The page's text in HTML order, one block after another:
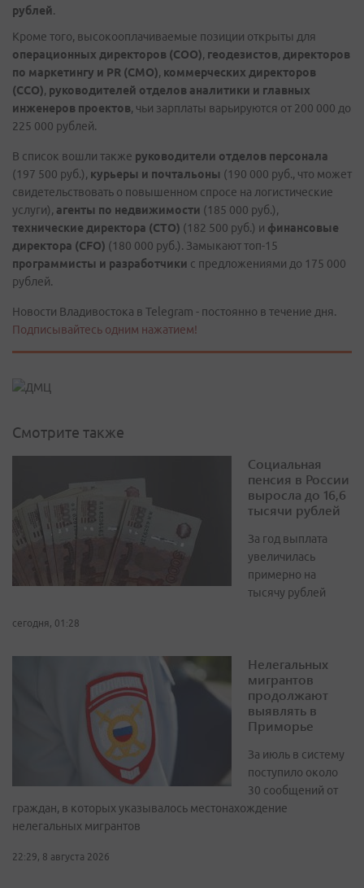
рублей.
Кроме того, высокооплачиваемые позиции открыты для
операционных директоров (COO), геодезистов, директоров
по маркетингу и PR (CMO), коммерческих директоров
(CCO), руководителей отделов аналитики и главных
инженеров проектов, чьи зарплаты варьируются от 200 000 до
225 000 рублей.
В список вошли также руководители отделов персонала
(197 500 руб.), курьеры и почтальоны (190 000 руб., что может
свидетельствовать о повышенном спросе на логистические
услуги), агенты по недвижимости (185 000 руб.),
технические директора (CTO) (182 500 руб.) и финансовые
директора (CFO) (180 000 руб.). Замыкают топ-15
программисты и разработчики с предложениями до 175 000
рублей.
Новости Владивостока в Telegram - постоянно в течение дня.
Подписывайтесь одним нажатием!
Смотрите также
Социальная
пенсия в России
выросла до 16,6
тысячи рублей
За год выплата
увеличилась
примерно на
тысячу рублей
сегодня, 01:28
Нелегальных
мигрантов
продолжают
выявлять в
Приморье
За июль в систему
поступило около
30 сообщений от
граждан, в которых указывалось местонахождение
нелегальных мигрантов
22:29, 8 августа 2026